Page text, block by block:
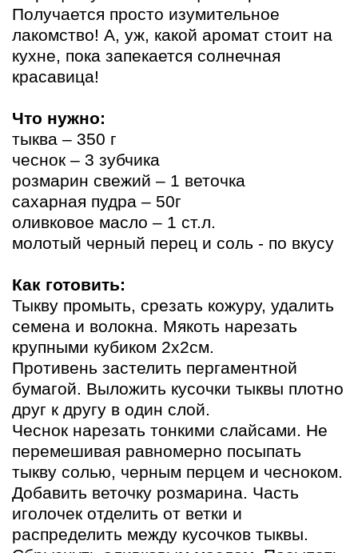
Получается просто изумительное
лакомство! А, уж, какой аромат стоит на
кухне, пока запекается солнечная
красавица!
Что нужно:
тыква – 350 г
чеснок – 3 зубчика
розмарин свежий – 1 веточка
сахарная пудра – 50г
оливковое масло – 1 ст.л.
молотый черный перец и соль - по вкусу
Как готовить:
Тыкву промыть, срезать кожуру, удалить
семена и волокна. Мякоть нарезать
крупными кубиком 2х2см.
Противень застелить пергаментной
бумагой. Выложить кусочки тыквы плотно
друг к другу в один слой.
Чеснок нарезать тонкими слайсами. Не
перемешивая равномерно посыпать
тыкву солью, черным перцем и чесноком.
Добавить веточку розмарина. Часть
иголочек отделить от ветки и
распределить между кусочков тыквы.